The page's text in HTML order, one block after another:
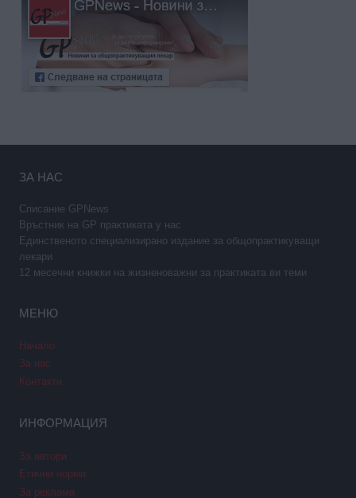
ЗА НАС
Списание GPNews
Връстник на GP практиката у нас
Единственото специализирано издание за общопрактикуващи
лекари
12 месечни книжки на жизненоважни за практиката ви теми
МЕНЮ
Начало
За нас
Контакти
ИНФОРМАЦИЯ
За автори
Етични норми
За реклама